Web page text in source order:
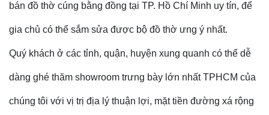
bán đồ thờ cúng bằng đồng tại TP. Hồ Chí Minh uy tín, để
gia chủ có thể sắm sửa được bộ đồ thờ ưng ý nhất.
Quý khách ở các tỉnh, quận, huyện xung quanh có thể dễ
dàng ghé thăm showroom trưng bày lớn nhất TPHCM của
chúng tôi với vị trị địa lý thuận lợi, mặt tiền đường xá rộng